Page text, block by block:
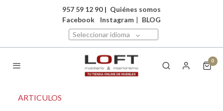
957 59 12 90 | Quiénes somos
Facebook
Instagram | BLOG
Seleccionar idioma
0
ARTICULOS